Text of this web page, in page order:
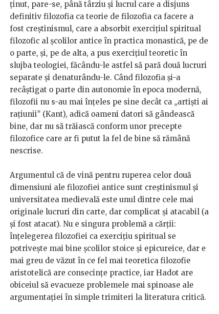
ținut, pare-se, până târziu și lucrul care a disjuns
definitiv filozofia ca teorie de filozofia ca facere a
fost creștinismul, care a absorbit exercițiul spiritual
filozofic al școlilor antice în practica monastică, pe de
o parte, și, pe de alta, a pus exercițiul teoretic în
slujba teologiei, făcându-le astfel să pară două lucruri
separate și denaturându-le. Când filozofia și-a
recâștigat o parte din autonomie în epoca modernă,
filozofii nu s-au mai înțeles pe sine decât ca „artiști ai
rațiunii” (Kant), adică oameni datori să gândească
bine, dar nu să trăiască conform unor precepte
filozofice care ar fi putut la fel de bine să rămână
nescrise.
Argumentul că de vină pentru ruperea celor două
dimensiuni ale filozofiei antice sunt creștinismul și
universitatea medievală este unul dintre cele mai
originale lucruri din carte, dar complicat și atacabil (a
și fost atacat). Nu e singura problemă a cărții:
înțelegerea filozofiei ca exercițiu spiritual se
potrivește mai bine școlilor stoice și epicureice, dar e
mai greu de văzut în ce fel mai teoretica filozofie
aristotelică are consecințe practice, iar Hadot are
obiceiul să evacueze problemele mai spinoase ale
argumentației în simple trimiteri la literatura critică.